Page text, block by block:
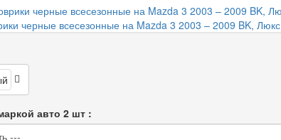
черные всесезонные на Mazda 3 2003 – 2009 BK, Люкс
авто 2 шт :